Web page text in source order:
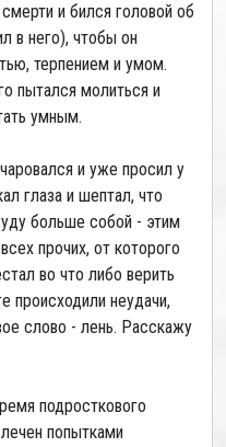
и бился головой об
в него), чтобы он
терпением и умом.
пытался молиться и
умным.
и уже просил у
глаза и шептал, что
больше собой - этим
прочих, от которого
во что либо верить
происходили неудачи,
слово - лень. Расскажу
подросткового
попытками